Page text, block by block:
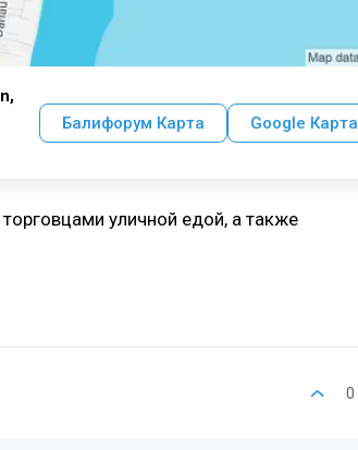
Балифорум Карта Google Карта
уличной едой, а также
0